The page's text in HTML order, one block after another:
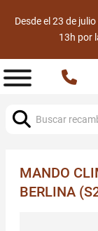
Desde el 23 de
13h por
MANDO
BERLINA